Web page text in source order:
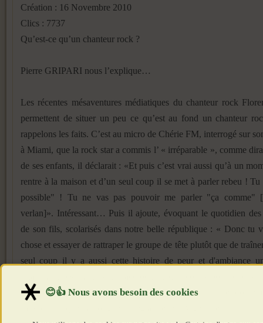
Création : 16 Novembre 2010
Clics : 7737
Qu’est-ce qu’un chanteur rock ?
Pierre GRIPARI nous l’explique…
Les récentes mésaventures médiatiques du chanteur rock
permettent de situer un peu ce qu’est au fond un chanteur
rappelons les faits. C’est au micro de Chérie FM, interrogé sur
à Miami, que la rock star a commis l’ « irréparable », comme
de ses enfants, il déclarait : «Et puis c’est vrai aussi qu’à un
rentre à la maison et d’un seul coup il se met à parler rebeu !
possible" ! Tu ne vas pas pouvoir me parler "ça comme"
verlan]». Intéressant… Puis il ajoute, évoquant le quotidien des
de son fils, scolarisés dans notre belle république : « Donc tu
chose et essayer de rattraper le groupe de tête plutôt que de
seul coup il y a aussi cette histoire de peur et d'ambiance
emmerdés.» Ah, bon ? De plus en plus intéressant… Le